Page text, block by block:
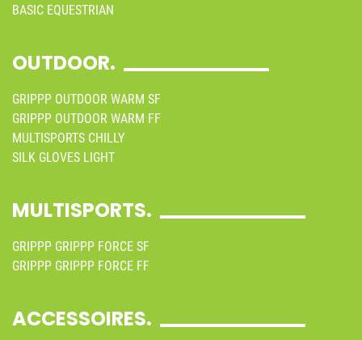
BASIC EQUESTRIAN
OUTDOOR.
GRIPPP OUTDOOR WARM SF
GRIPPP OUTDOOR WARM FF
MULTISPORTS CHILLY
SILK GLOVES LIGHT
MULTISPORTS.
GRIPPP GRIPPP FORCE SF
GRIPPP GRIPPP FORCE FF
ACCESSOIRES.